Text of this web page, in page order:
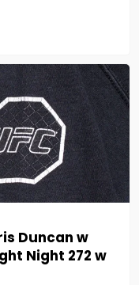
Duncan w
Night 272 w